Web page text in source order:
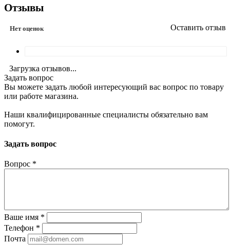
Отзывы
Нет оценок Оставить отзыв
Загрузка отзывов...
Задать вопрос
Вы можете задать любой интересующий вас вопрос по товару
или работе магазина.
Наши квалифицированные специалисты обязательно вам
помогут.
Задать вопрос
Вопрос *
Ваше имя *
Телефон *
Почта